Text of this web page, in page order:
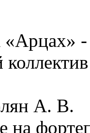
«Арцах»
А. В.
на